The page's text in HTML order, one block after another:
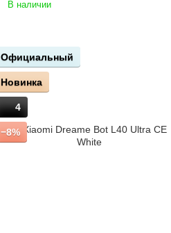
В наличии
Официальный
Новинка
4
−8%